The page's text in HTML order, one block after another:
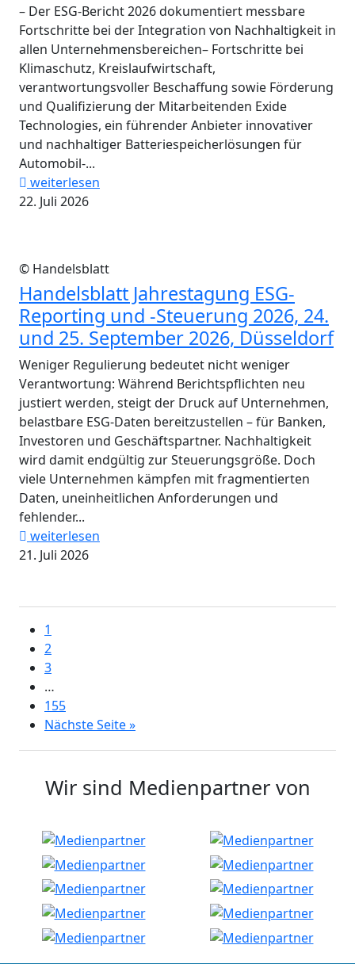
– Der ESG-Bericht 2026 dokumentiert messbare
Fortschritte bei der Integration von Nachhaltigkeit in
allen Unternehmensbereichen– Fortschritte bei
Klimaschutz, Kreislaufwirtschaft,
verantwortungsvoller Beschaffung sowie Förderung
und Qualifizierung der Mitarbeitenden Exide
Technologies, ein führender Anbieter innovativer
und nachhaltiger Batteriespeicherlösungen für
Automobil-...
weiterlesen
22. Juli 2026
© Handelsblatt
Handelsblatt Jahrestagung ESG-
Reporting und -Steuerung 2026, 24.
und 25. September 2026, Düsseldorf
Weniger Regulierung bedeutet nicht weniger
Verantwortung: Während Berichtspflichten neu
justiert werden, steigt der Druck auf Unternehmen,
belastbare ESG-Daten bereitzustellen – für Banken,
Investoren und Geschäftspartner. Nachhaltigkeit
wird damit endgültig zur Steuerungsgröße. Doch
viele Unternehmen kämpfen mit fragmentierten
Daten, uneinheitlichen Anforderungen und
fehlender...
weiterlesen
21. Juli 2026
1
2
3
…
155
Nächste Seite »
Wir sind Medienpartner von